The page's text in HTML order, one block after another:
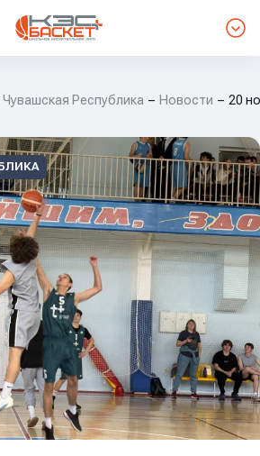
Чувашская Республика Новости 20